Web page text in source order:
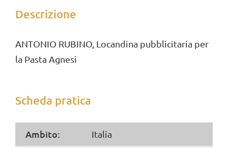
Descrizione
ANTONIO RUBINO, Locandina pubblicitaria per
la Pasta Agnesi
Scheda pratica
Ambito: Italia